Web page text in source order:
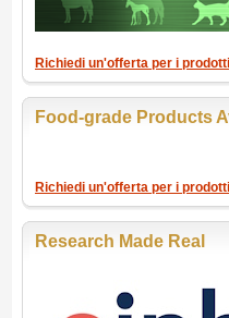
Richiedi un'offerta per i
Food-grade Products
Richiedi un'offerta per i
Research Made Real